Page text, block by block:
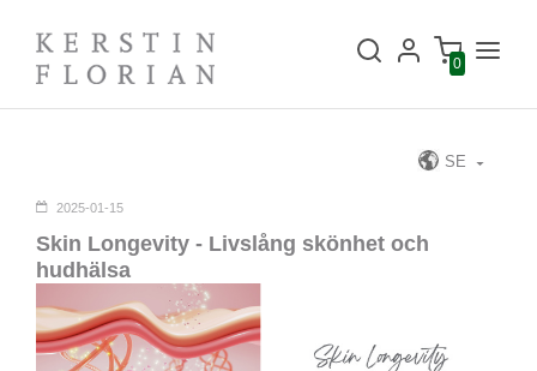
0
SE
2025-01-15
Skin Longevity - Livslång skönhet och
hudhälsa